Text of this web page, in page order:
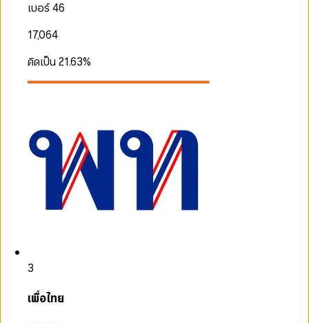
เบอร์ 46
17,064
คิดเป็น21.63%
3
เพื่อไทย